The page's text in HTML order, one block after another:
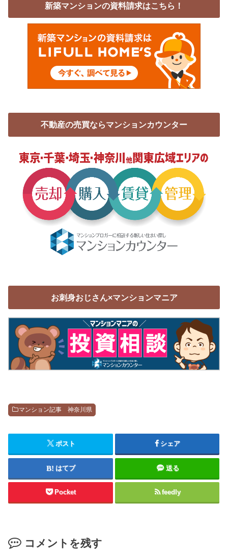
新築マンションの資料請求はこちら！
不動産の売買ならマンションカウンター
お刺身おじさん×マンションマニア
マンション記事 神奈川県
ポスト シェア
はてブ 送る
Pocket feedly
コメントを残す